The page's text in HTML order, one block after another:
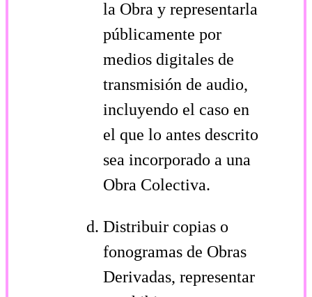
la Obra y representarla
públicamente por
medios digitales de
transmisión de audio,
incluyendo el caso en
el que lo antes descrito
sea incorporado a una
Obra Colectiva.
Distribuir copias o
fonogramas de Obras
Derivadas, representar